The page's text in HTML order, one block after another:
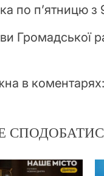
по п’ятницю з
Громадської
в